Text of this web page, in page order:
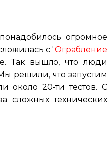
огромное
с "Ограбление
Так вышло, что люди
решили, что запустим
около 20-ти тестов. С
сложных технических